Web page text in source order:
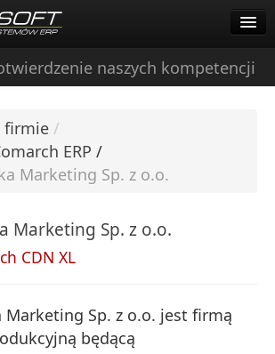
Pomoc Zdalna Comarch
O firmie
naszych kompetencji
firmie /
ERP /
Marketing Sp. z o.o.
Marketing Sp. z o.o.
CDN XL
Marketing Sp. z o.o. jest firmą
będącą